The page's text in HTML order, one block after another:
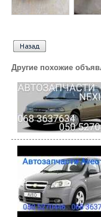
Другие похожие